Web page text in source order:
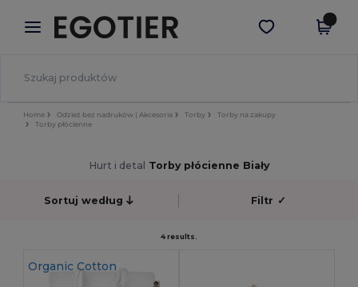
× Aplikacja Egotier
Lepsze ceny w aplikacji!
Pobierz app
Home Odzież bez nadruków | Akcesoria Torby
Torby na zakupy
Torby płócienne
Hurt i detal Torby płócienne Biały
Sortuj według Filtr ✓
4 results.
Organic Cotton